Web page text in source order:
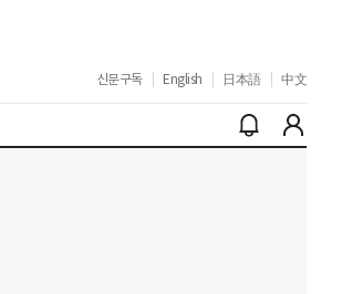
신문구독 English 日本語 中文